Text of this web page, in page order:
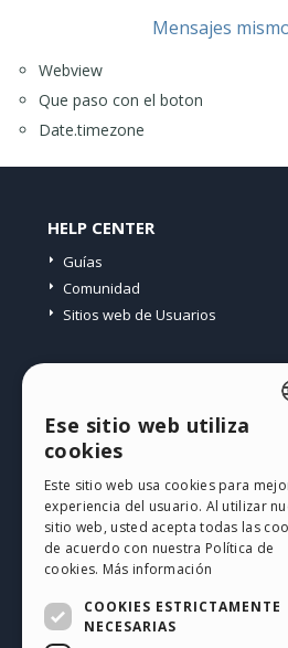
Mensajes
Webview
Que paso con el boton
Date.timezone
HELP CENTER
Guías
Comunidad
Sitios web de Usuarios
Mis post
Mis download
Espacio Web
Mis Créditos
Ese sitio web utiliza
cookies
Este sitio web usa cookies para
experiencia del usuario. Al utilizar
sitio web, usted acepta todas las
de acuerdo con nuestra Política de
cookies. Más información
COOKIES ESTRICTAMENTE
NECESARIAS